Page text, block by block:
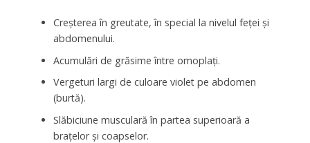
Creșterea în greutate, în special la nivelul feței și
abdomenului.
Acumulări de grăsime între omoplați.
Vergeturi largi de culoare violet pe abdomen
(burtă).
Slăbiciune musculară în partea superioară a
brațelor și coapselor.